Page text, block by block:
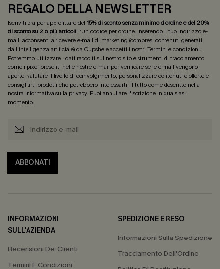
REGALO DELLA NEWSLETTER
Iscriviti ora per approfittare del 15% di sconto senza minimo d'ordine e del 20%
di sconto su 2 o più articoli! *Un codice per ordine. Inserendo il tuo indirizzo e-
mail, acconsenti a ricevere e-mail di marketing (compresi contenuti generati
dall'intelligenza artificiale) da Cupshe e accetti i nostri Termini e condizioni.
Potremmo utilizzare i dati raccolti sul nostro sito e strumenti di tracciamento
come i pixel presenti nelle nostre e-mail per verificare se le e-mail vengono
aperte, valutare il livello di coinvolgimento, personalizzare contenuti e offerte e
consigliarti prodotti che potrebbero interessarti, il tutto come descritto nella
nostra Informativa sulla privacy. Puoi annullare l'iscrizione in qualsiasi
momento.
ABBONATI
INFORMAZIONI
SULL'AZIENDA
Recensioni Dei Clienti
Termini E Condizioni
SPEDIZIONE E RESO
Informazioni Sulla Spedizione
Tracciamento Dell'Ordine